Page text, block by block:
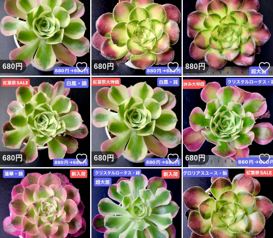
680円 いいね！
680円 いいね！
880円
680円 いいね！
680円 いいね！
680円